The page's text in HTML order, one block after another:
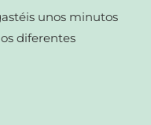
unos minutos
diferentes